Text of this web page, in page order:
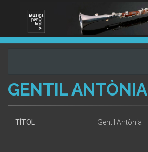
GENTIL ANTÒNIA
TÍTOL Gentil Antònia